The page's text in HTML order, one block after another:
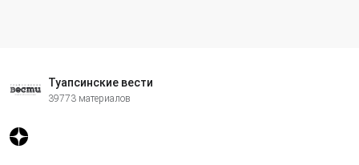
Туапсинские вести
39773 материалов